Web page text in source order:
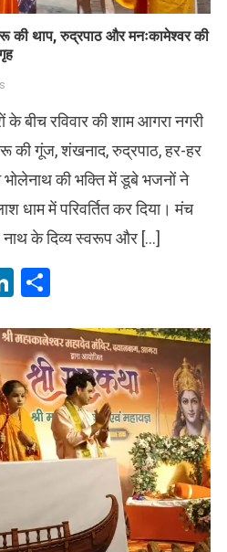
थाप, रुद्रपाठ और मनःकामेश्वर की
बीच रविवार की शाम आगरा नगरी
की गूंज, शंखनाद, रुद्रपाठ, हर-हर
की भक्ति में डूबे भजनों ने
धाम में परिवर्तित कर दिया। मंच
नाथ के दिव्य स्वरूप और […]
LinkedIn